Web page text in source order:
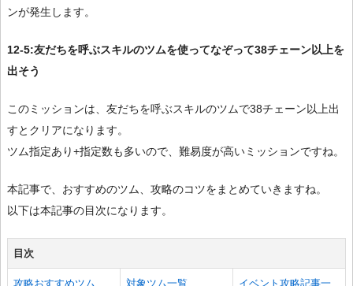
ンが発生します。
12-5:友だちを呼ぶスキルのツムを使ってなぞって38チェーン以上を
出そう
このミッションは、友だちを呼ぶスキルのツムで38チェーン以上出
すとクリアになります。
ツム指定あり+指定数も多いので、難易度が高いミッションですね。
本記事で、おすすめのツム、攻略のコツをまとめていきますね。
以下は本記事の目次になります。
目次
攻略おすすめツム 対象ツム一覧 イベント攻略記事一